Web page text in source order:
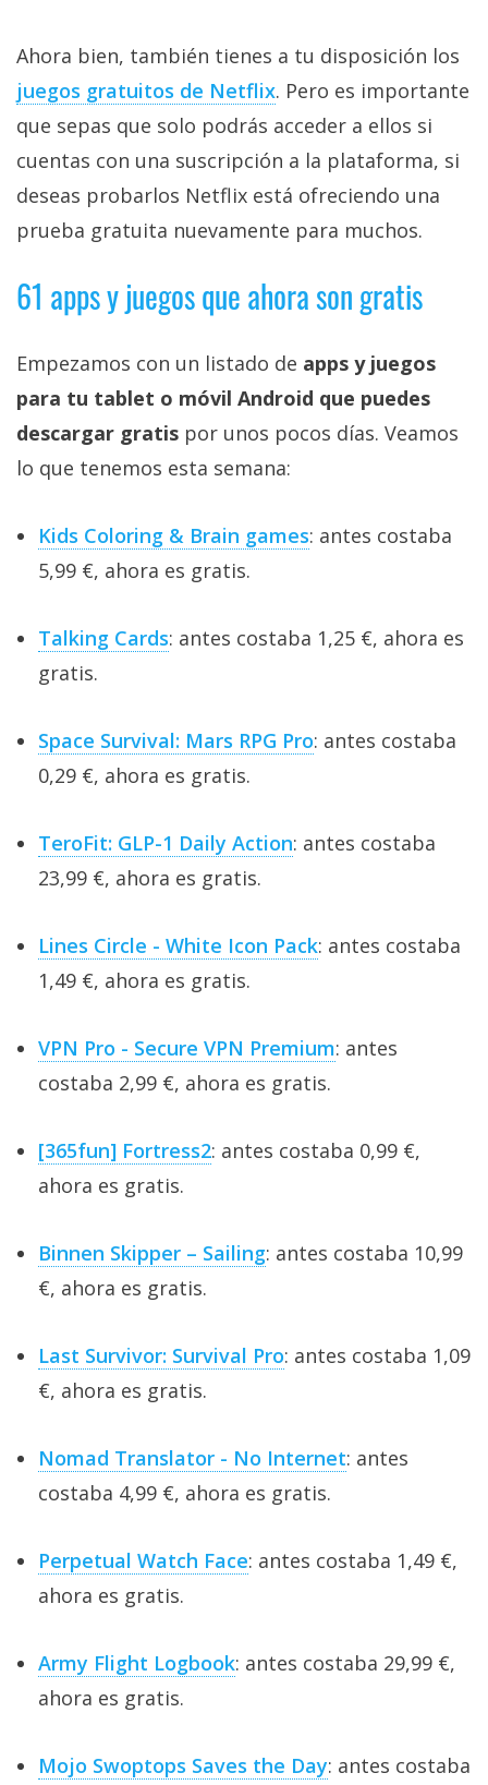
Ahora bien, también tienes a tu disposición los
juegos gratuitos de Netflix‎. Pero es importante
que sepas que solo podrás acceder a ellos si
cuentas con una suscripción a la plataforma, si
deseas probarlos Netflix está ofreciendo una
prueba gratuita nuevamente para muchos.
61 apps y juegos que ahora son gratis
Empezamos con un listado de apps y juegos
para tu tablet o móvil Android que puedes
descargar gratis por unos pocos días. Veamos
lo que tenemos esta semana:
Kids Coloring & Brain games: antes costaba
5,99 €, ahora es gratis.
Talking Cards: antes costaba 1,25 €, ahora es
gratis.
Space Survival: Mars RPG Pro: antes costaba
0,29 €, ahora es gratis.
TeroFit: GLP-1 Daily Action: antes costaba
23,99 €, ahora es gratis.
Lines Circle - White Icon Pack: antes costaba
1,49 €, ahora es gratis.
VPN Pro - Secure VPN Premium: antes
costaba 2,99 €, ahora es gratis.
[365fun] Fortress2: antes costaba 0,99 €,
ahora es gratis.
Binnen Skipper – Sailing: antes costaba 10,99
€, ahora es gratis.
Last Survivor: Survival Pro: antes costaba 1,09
€, ahora es gratis.
Nomad Translator - No Internet: antes
costaba 4,99 €, ahora es gratis.
Perpetual Watch Face: antes costaba 1,49 €,
ahora es gratis.
Army Flight Logbook: antes costaba 29,99 €,
ahora es gratis.
Mojo Swoptops Saves the Day: antes costaba